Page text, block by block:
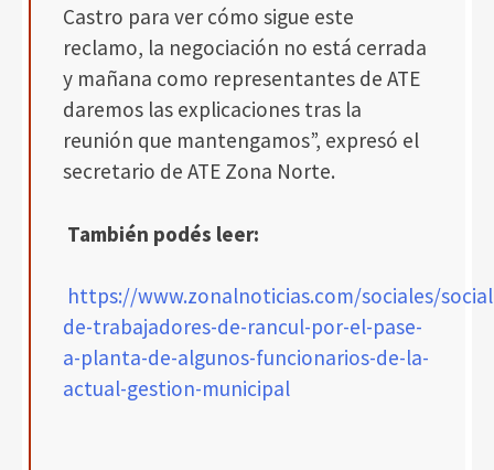
Castro para ver cómo sigue este
reclamo, la negociación no está cerrada
y mañana como representantes de ATE
daremos las explicaciones tras la
reunión que mantengamos”, expresó el
secretario de ATE Zona Norte.
También podés leer:
https://www.zonalnoticias.com/sociales/
de-trabajadores-de-rancul-por-el-pase-
a-planta-de-algunos-funcionarios-de-la-
actual-gestion-municipal